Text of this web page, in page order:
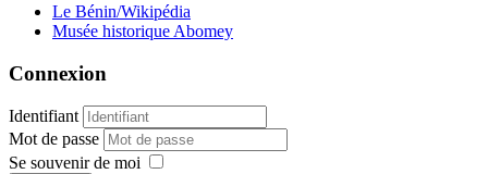
Le Bénin/Wikipédia
Musée historique Abomey
Connexion
Identifiant
Mot de passe
Se souvenir de moi